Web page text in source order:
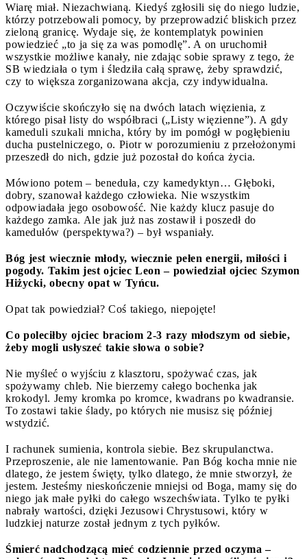
Wiarę miał. Niezachwianą. Kiedyś zgłosili się do niego ludzie,
którzy potrzebowali pomocy, by przeprowadzić bliskich przez
zieloną granicę. Wydaje się, że kontemplatyk powinien
powiedzieć „to ja się za was pomodlę”. A on uruchomił
wszystkie możliwe kanały, nie zdając sobie sprawy z tego, że
SB wiedziała o tym i śledziła całą sprawę, żeby sprawdzić,
czy to większa zorganizowana akcja, czy indywidualna.
Oczywiście skończyło się na dwóch latach więzienia, z
którego pisał listy do współbraci („Listy więzienne”). A gdy
kameduli szukali mnicha, który by im pomógł w pogłębieniu
ducha pustelniczego, o. Piotr w porozumieniu z przełożonymi
przeszedł do nich, gdzie już pozostał do końca życia.
Mówiono potem – beneduła, czy kamedyktyn… Głęboki,
dobry, szanował każdego człowieka. Nie wszystkim
odpowiadała jego osobowość. Nie każdy klucz pasuje do
każdego zamka. Ale jak już nas zostawił i poszedł do
kamedułów (perspektywa?) – był wspaniały.
Bóg jest wiecznie młody, wiecznie pełen energii, miłości i
pogody. Takim jest ojciec Leon – powiedział ojciec Szymon
Hiżycki, obecny opat w Tyńcu.
Opat tak powiedział? Coś takiego, niepojęte!
Co poleciłby ojciec braciom 2-3 razy młodszym od siebie,
żeby mogli usłyszeć takie słowa o sobie?
Nie myśleć o wyjściu z klasztoru, spożywać czas, jak
spożywamy chleb. Nie bierzemy całego bochenka jak
krokodyl. Jemy kromka po kromce, kwadrans po kwadransie.
To zostawi takie ślady, po których nie musisz się później
wstydzić.
I rachunek sumienia, kontrola siebie. Bez skrupulanctwa.
Przeproszenie, ale nie lamentowanie. Pan Bóg kocha mnie nie
dlatego, że jestem święty, tylko dlatego, że mnie stworzył, że
jestem. Jesteśmy nieskończenie mniejsi od Boga, mamy się do
niego jak małe pyłki do całego wszechświata. Tylko te pyłki
nabrały wartości, dzięki Jezusowi Chrystusowi, który w
ludzkiej naturze został jednym z tych pyłków.
Śmierć nadchodzącą mieć codziennie przed oczyma –